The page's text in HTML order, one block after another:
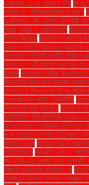
পুরস্কার ২০২৪ পাচ্ছেন যাঁরা
আমির ডা. শফিকুর রহমান বলেছেন
চেয়ারম্যান মো. এমদাদ উল বারী
যাচ্ছে ভারত ও পাকিস্তানে
নির্দেশ দিয়েছে বাংলাদেশ ভারতের
তারল্য সংকটে থাকা ছয় ব্যাংককে
বাংলাদেশে আগামী জাতীয় নির্বাচন
বাংলাদেশে দুটি বিখ্যাত মানুষের
রয়েছে বাংলাদেশে ধর্মীয়
উদ্বেগের বিষয় বলে মন্তব্য
বাংলাদেশে নিযুক্ত জাপানের
মহাপরিচালক আইট টেরুইউকি
স্থাপন করেছে হুয়াওয়ে
কমিউনিস্ট পার্টি (সিপিবি) দলের
বাংলাদেশের গণতান্ত্রিক রূপান্তরে
পণ্য রপ্তানি সম্প্রতি ইতিবাচক
বিলিয়ন ডলার বাংলাদেশের
আতিথেয়তা' বিএনপি নেতা ও
বিএনপির এক জ্যেষ্ঠ নেতা সম্প্রতি
রিজভী অভিযোগ করেছেন যে
সরকারের আমলে উন্নয়ন প্রকল্পে